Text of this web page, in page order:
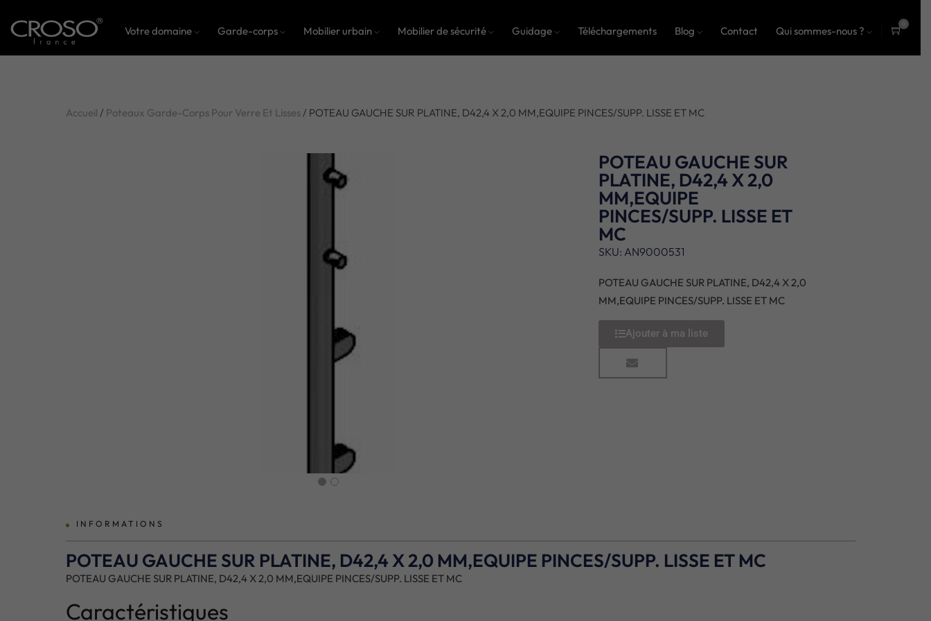
Votre domaine Garde-corps Mobilier urbain Mobilier de sécurité Guidage Téléchargements Blog Contact Qui sommes-nous ?
0
Accueil / Poteaux Garde-Corps Pour Verre Et Lisses/ POTEAU GAUCHE SUR PLATINE, D42,4 X 2,0 MM,EQUIPE PINCES/SUPP. LISSE ET MC
POTEAU GAUCHE SUR
PLATINE, D42,4 X 2,0
MM,EQUIPE
PINCES/SUPP. LISSE ET
MC
SKU: AN9000531
POTEAU GAUCHE SUR PLATINE, D42,4 X 2,0
MM,EQUIPE PINCES/SUPP. LISSE ET MC
Ajouter à ma liste
INFORMATIONS
POTEAU GAUCHE SUR PLATINE, D42,4 X 2,0 MM,EQUIPE PINCES/SUPP. LISSE ET MC
POTEAU GAUCHE SUR PLATINE, D42,4 X 2,0 MM,EQUIPE PINCES/SUPP. LISSE ET MC
Caractéristiques